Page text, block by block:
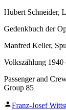
Hubert Schneider,
Gedenkbuch der
Manfred Keller,
Volkszählung 1940
Passenger and
Group 85
Veröffentlicht
Franz-Josef